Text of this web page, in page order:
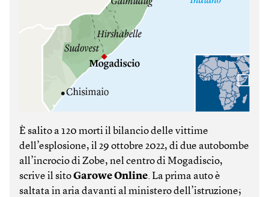
È salito a 120 morti il bilancio delle vittime
dell’esplosione, il 29 ottobre 2022, di due autobombe
all’incrocio di Zobe, nel centro di Mogadiscio,
scrive il sitoGarowe Online. La prima auto è
saltata in aria davanti al ministero dell’istruzione;